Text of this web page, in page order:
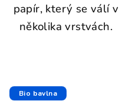
papír, který se válí v
několika vrstvách.
Bio bavlna